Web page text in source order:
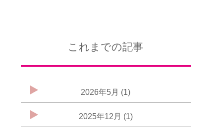
これまでの記事
2026年5月 (1)
2025年12月 (1)